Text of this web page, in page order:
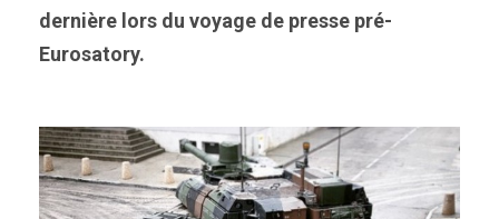
dernière lors du voyage de presse pré-
Eurosatory.